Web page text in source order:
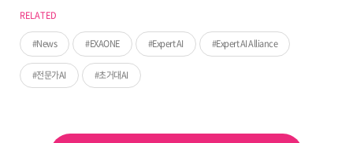
RELATED
News EXAONE Expert AI Expert AI Alliance
전문가AI 초거대AI